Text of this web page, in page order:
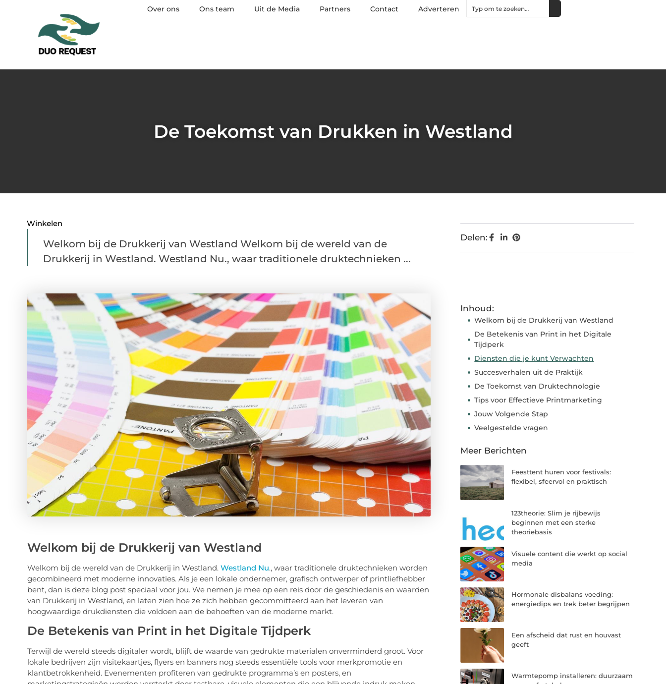
Over ons Ons team Uit de Media Partners Contact Adverteren
De Toekomst van Drukken in Westland
Winkelen
Welkom bij de Drukkerij van Westland Welkom bij de wereld van de
Drukkerij in Westland. Westland Nu., waar traditionele druktechnieken ...
Welkom bij de Drukkerij van Westland
Welkom bij de wereld van de Drukkerij in Westland. Westland Nu., waar traditionele druktechnieken worden
gecombineerd met moderne innovaties. Als je een lokale ondernemer, grafisch ontwerper of printliefhebber
bent, dan is deze blog post speciaal voor jou. We nemen je mee op een reis door de geschiedenis en waarden
van Drukkerij in Westland, en laten zien hoe ze zich hebben gecommitteerd aan het leveren van
hoogwaardige drukdiensten die voldoen aan de behoeften van de moderne markt.
De Betekenis van Print in het Digitale Tijdperk
Terwijl de wereld steeds digitaler wordt, blijft de waarde van gedrukte materialen onverminderd groot. Voor
lokale bedrijven zijn visitekaartjes, flyers en banners nog steeds essentiële tools voor merkpromotie en
klantbetrokkenheid. Evenementen profiteren van gedrukte programma’s en posters, en
Delen:
Inhoud:
Welkom bij de Drukkerij van Westland
De Betekenis van Print in het Digitale
Tijdperk
Diensten die je kunt Verwachten
Succesverhalen uit de Praktijk
De Toekomst van Druktechnologie
Tips voor Effectieve Printmarketing
Jouw Volgende Stap
Veelgestelde vragen
Meer Berichten
Feesttent huren voor festivals:
flexibel, sfeervol en praktisch
123theorie: Slim je rijbewijs
beginnen met een sterke
theoriebasis
Visuele content die werkt op social
media
Hormonale disbalans voeding:
energiedips en trek beter begrijpen
Een afscheid dat rust en houvast
geeft
Warmtepomp installeren: duurzaam